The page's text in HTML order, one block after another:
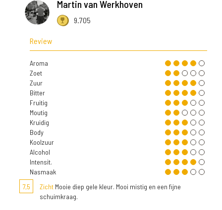
Martin van Werkhoven
9.705
Review
Aroma
Zoet
Zuur
Bitter
Fruitig
Moutig
Kruidig
Body
Koolzuur
Alcohol
Intensit.
Nasmaak
7,5
Zicht Mooie diep gele kleur. Mooi mistig en een fijne
schuimkraag.